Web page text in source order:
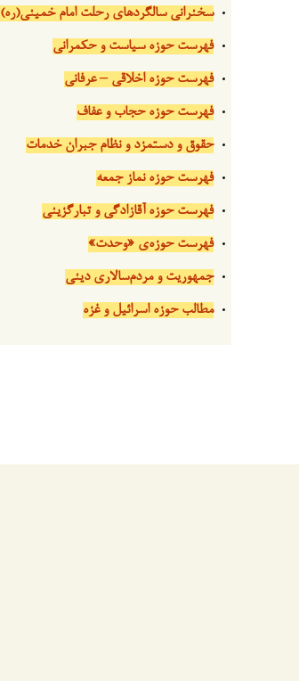
سخنرانی سالگردهای رحلت امام خمینی(ره)
فهرست حوزه سیاست و حکمرانی
فهرست حوزه اخلاقی – عرفانی
فهرست حوزه حجاب و عفاف
حقوق و دستمزد و نظام جبران خدمات
فهرست حوزه نماز جمعه
فهرست حوزه آقازادگی و تبارگزینی
فهرست حوزه‌ی «وحدت»
جمهوریت و مردم‌سالاری دینی
مطالب حوزه اسرائیل و غزه